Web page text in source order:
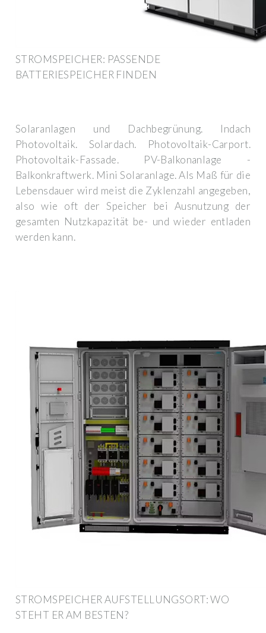
STROMSPEICHER: PASSENDE
BATTERIESPEICHER FINDEN
Solaranlagen und Dachbegrünung. Indach
Photovoltaik. Solardach. Photovoltaik-Carport.
Photovoltaik-Fassade. PV-Balkonanlage -
Balkonkraftwerk. Mini Solaranlage. Als Maß für die
Lebensdauer wird meist die Zyklenzahl angegeben,
also wie oft der Speicher bei Ausnutzung der
gesamten Nutzkapazität be- und wieder entladen
werden kann.
STROMSPEICHER AUFSTELLUNGSORT: WO
STEHT ER AM BESTEN?